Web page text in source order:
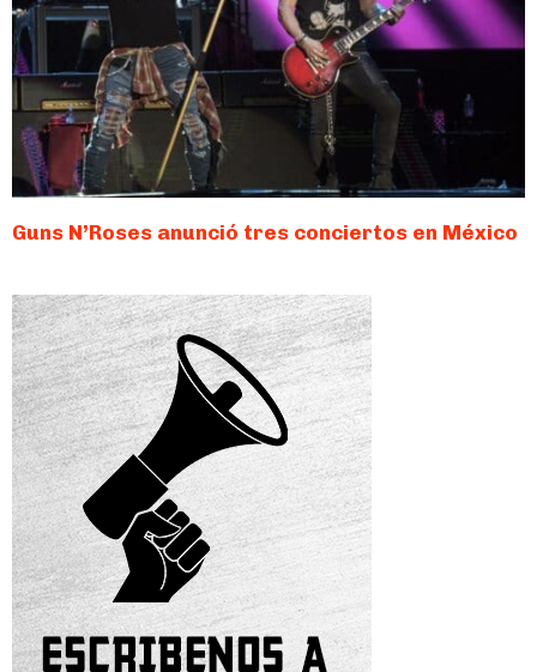
Guns N’Roses anunció tres conciertos en México